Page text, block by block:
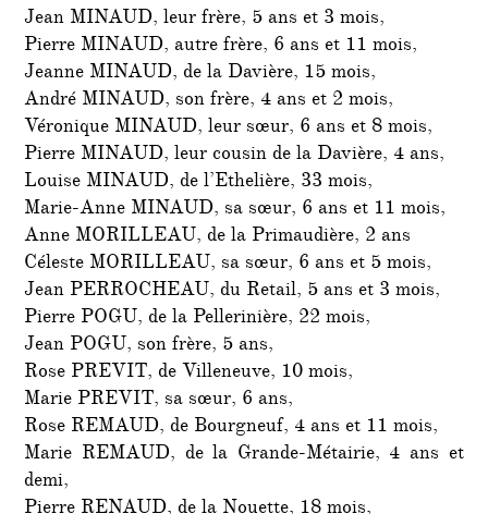
Jean MINAUD, leur frère, 5 ans et 3 mois,
Pierre MINAUD, autre frère, 6 ans et 11 mois,
Jeanne MINAUD, de la Davière, 15 mois,
André MINAUD, son frère, 4 ans et 2 mois,
Véronique MINAUD, leur sœur, 6 ans et 8 mois,
Pierre MINAUD, leur cousin de la Davière, 4 ans,
Louise MINAUD, de l’Ethelière, 33 mois,
Marie-Anne MINAUD, sa sœur, 6 ans et 11 mois,
Anne MORILLEAU, de la Primaudière, 2 ans
Céleste MORILLEAU, sa sœur, 6 ans et 5 mois,
Jean PERROCHEAU, du Retail, 5 ans et 3 mois,
Pierre POGU, de la Pellerinière, 22 mois,
Jean POGU, son frère, 5 ans,
Rose PREVIT, de Villeneuve, 10 mois,
Marie PREVIT, sa sœur, 6 ans,
Rose REMAUD, de Bourgneuf, 4 ans et 11 mois,
Marie REMAUD, de la Grande-Métairie, 4 ans et
demi,